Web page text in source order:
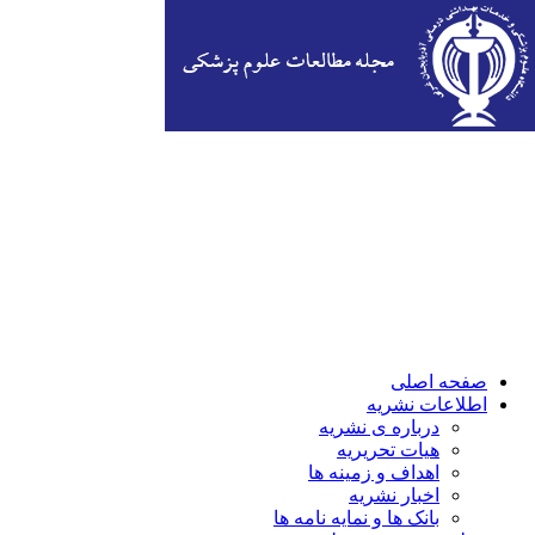
صفحه اصلی
اطلاعات نشریه
درباره ی نشریه
هیات تحریریه
اهداف و زمینه ها
اخبار نشریه
بانک ها و نمایه نامه ها